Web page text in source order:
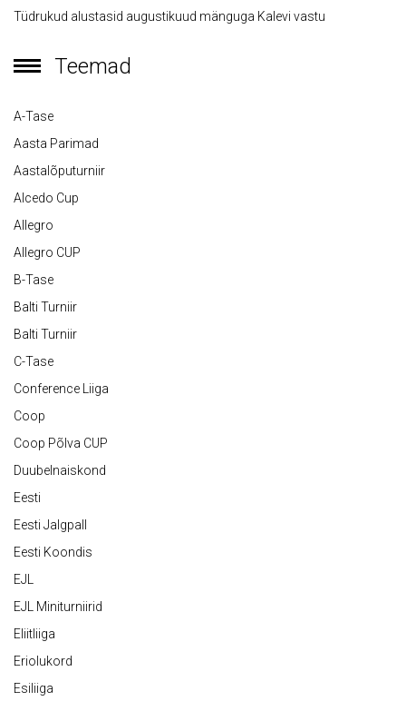
Tüdrukud alustasid augustikuud mänguga Kalevi vastu
Teemad
A-Tase
Aasta Parimad
Aastalõputurniir
Alcedo Cup
Allegro
Allegro CUP
B-Tase
Balti Turniir
Balti Turniir
C-Tase
Conference Liiga
Coop
Coop Põlva CUP
Duubelnaiskond
Eesti
Eesti Jalgpall
Eesti Koondis
EJL
EJL Miniturniirid
Eliitliiga
Eriolukord
Esiliiga